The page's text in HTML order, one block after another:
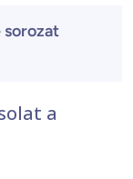
sorozat
a